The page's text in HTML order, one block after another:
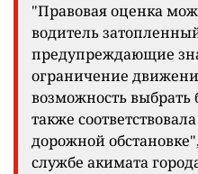
"Правовая оценка
водитель
предупреждающие
ограничение
возможность
также
дорожной
службе акимата